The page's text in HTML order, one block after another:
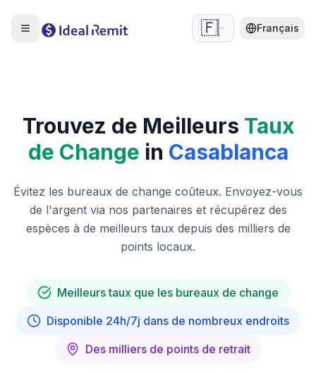
🇫🇷 Français
Trouvez de Meilleurs Taux
de Change in Casablanca
Évitez les bureaux de change coûteux. Envoyez-vous
de l'argent via nos partenaires et récupérez des
espèces à de meilleurs taux depuis des milliers de
points locaux.
Meilleurs taux que les bureaux de change
Disponible 24h/7j dans de nombreux endroits
Des milliers de points de retrait